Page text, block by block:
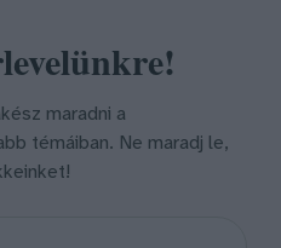
maradni a
témáiban. Ne maradj le,